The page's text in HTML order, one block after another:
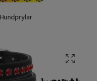
Hundprylar